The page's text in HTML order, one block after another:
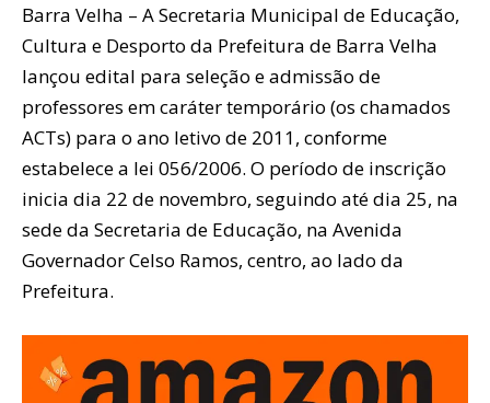
Barra Velha – A Secretaria Municipal de Educação,
Cultura e Desporto da Prefeitura de Barra Velha
lançou edital para seleção e admissão de
professores em caráter temporário (os chamados
ACTs) para o ano letivo de 2011, conforme
estabelece a lei 056/2006. O período de inscrição
inicia dia 22 de novembro, seguindo até dia 25, na
sede da Secretaria de Educação, na Avenida
Governador Celso Ramos, centro, ao lado da
Prefeitura.